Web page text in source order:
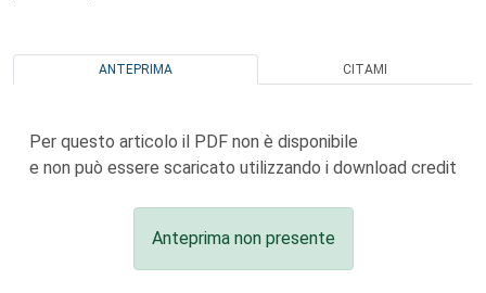
ANTEPRIMA CITAMI
Per questo articolo il PDF non è disponibile
e non può essere scaricato utilizzando i download credit
Anteprima non presente